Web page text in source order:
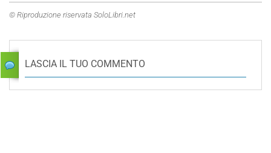
© Riproduzione riservata SoloLibri.net
LASCIA IL TUO COMMENTO